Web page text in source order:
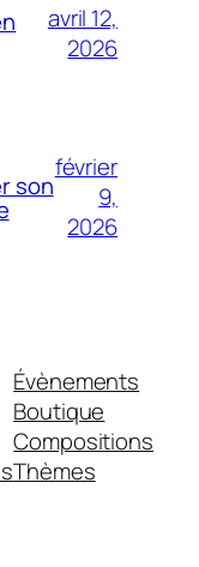
avril 12,
2026
son
février
9,
2026
Évènements
Boutique
Compositions
Thèmes